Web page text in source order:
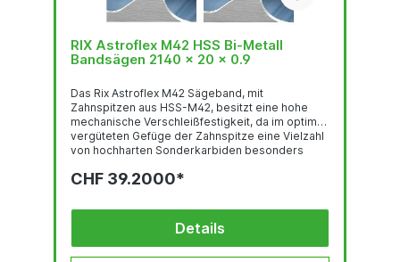
RIX Astroflex M42 HSS Bi-Metall
Bandsägen 2140 x 20 x 0.9
Das Rix Astroflex M42 Sägeband, mit
Zahnspitzen aus HSS-M42, besitzt eine hohe
mechanische Verschleißfestigkeit, da im optimal
vergüteten Gefüge der Zahnspitze eine Vielzahl
von hochharten Sonderkarbiden besonders
in einer temperaturbeständigen martensitischen
für eine sehr gute thermische
Verschleißfestigkeit. Das Trägerband aus
hochlegiertem, chromhaltigen Federstahl ist der
Garant für hervorragende
CHF 39.2000*
Details